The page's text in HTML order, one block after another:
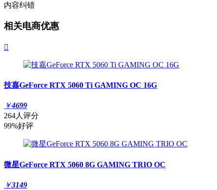
内容纠错
相关电商优惠

技嘉GeForce RTX 5060 Ti GAMING OC 16G
￥4699
264人评分
99%好评
微星GeForce RTX 5060 8G GAMING TRIO OC
￥3149